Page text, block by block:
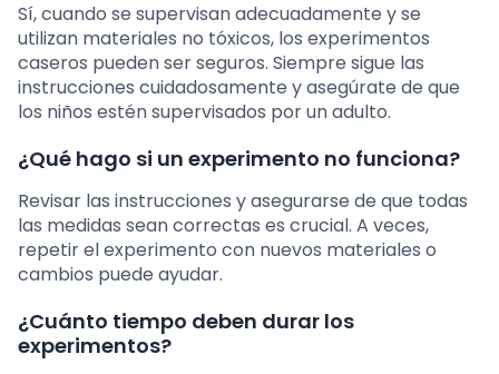
Sí, cuando se supervisan adecuadamente y se
utilizan materiales no tóxicos, los experimentos
caseros pueden ser seguros. Siempre sigue las
instrucciones cuidadosamente y asegúrate de que
los niños estén supervisados por un adulto.
¿Qué hago si un experimento no funciona?
Revisar las instrucciones y asegurarse de que todas
las medidas sean correctas es crucial. A veces,
repetir el experimento con nuevos materiales o
cambios puede ayudar.
¿Cuánto tiempo deben durar los
experimentos?